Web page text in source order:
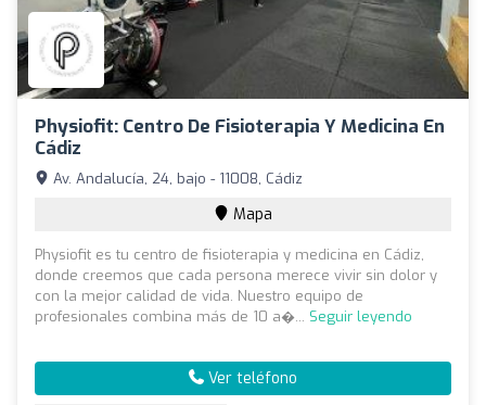
Physiofit: Centro De Fisioterapia Y Medicina En
Cádiz
Av. Andalucía, 24, bajo - 11008, Cádiz
Mapa
Physiofit es tu centro de fisioterapia y medicina en Cádiz,
donde creemos que cada persona merece vivir sin dolor y
con la mejor calidad de vida. Nuestro equipo de
profesionales combina más de 10 a�... Seguir leyendo
Ver teléfono